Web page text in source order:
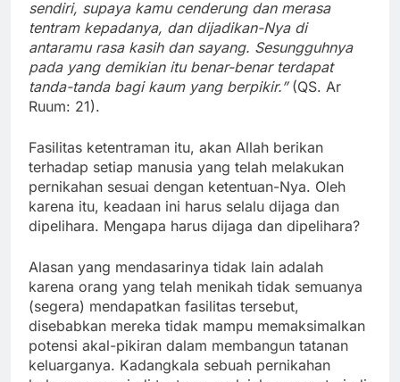
sendiri, supaya kamu cenderung dan merasa
tentram kepadanya, dan dijadikan-Nya di
antaramu rasa kasih dan sayang. Sesungguhnya
pada yang demikian itu benar-benar terdapat
tanda-tanda bagi kaum yang berpikir.” (QS. Ar
Ruum: 21).
Fasilitas ketentraman itu, akan Allah berikan
terhadap setiap manusia yang telah melakukan
pernikahan sesuai dengan ketentuan-Nya. Oleh
karena itu, keadaan ini harus selalu dijaga dan
dipelihara. Mengapa harus dijaga dan dipelihara?
Alasan yang mendasarinya tidak lain adalah
karena orang yang telah menikah tidak semuanya
(segera) mendapatkan fasilitas tersebut,
disebabkan mereka tidak mampu memaksimalkan
potensi akal-pikiran dalam membangun tatanan
keluarganya. Kadangkala sebuah pernikahan